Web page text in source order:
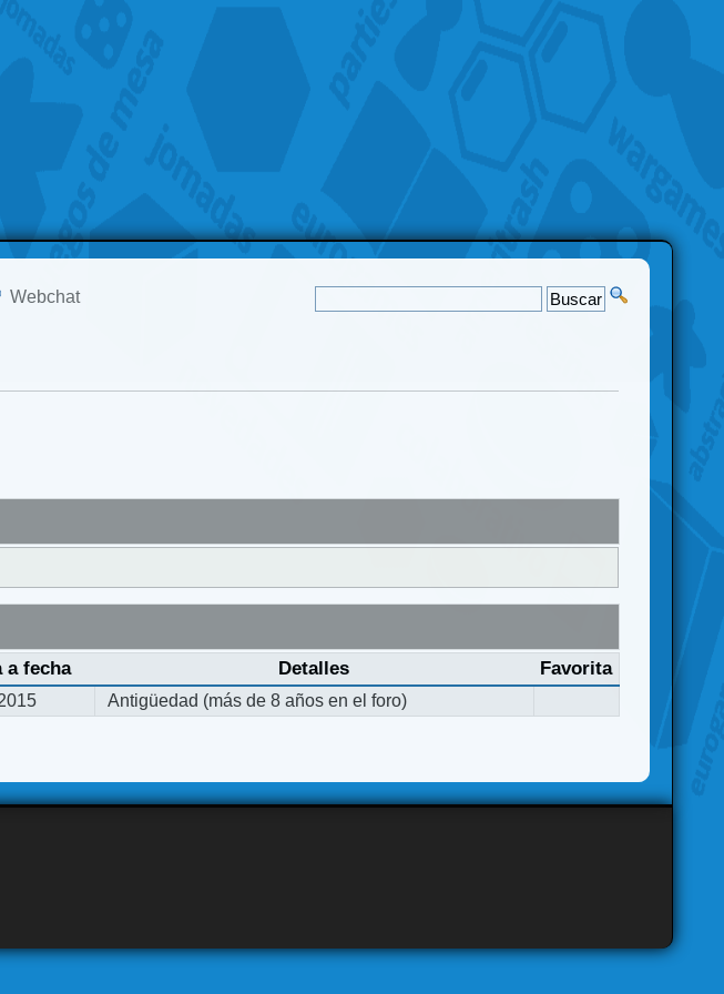
Webchat
a fecha Detalles Favorita
Antigüedad (más de 8 años en el foro)